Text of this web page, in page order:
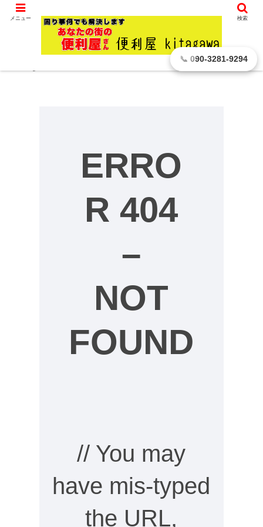
404 Error, content does not exist
ERRO
R 404
–
NOT
FOUND
// You may
have mis-typed
the URL,
メニュー 検索
📞 090-3281-9294